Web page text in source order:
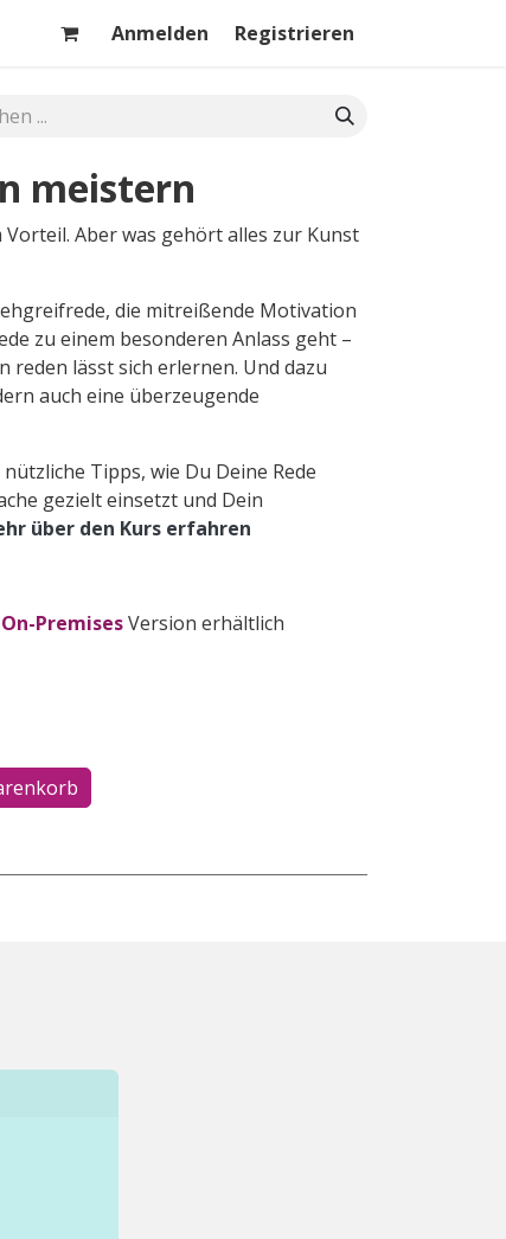
Anmelden Registrieren
meistern
Aber was gehört alles zur Kunst
die mitreißende Motivation
zu einem besonderen Anlass geht –
reden lässt sich erlernen. Und dazu
auch eine überzeugende
Tipps, wie Du Deine Rede
gezielt einsetzt und Dein
über den Kurs erfahren
On-PremisesVersion erhältlich